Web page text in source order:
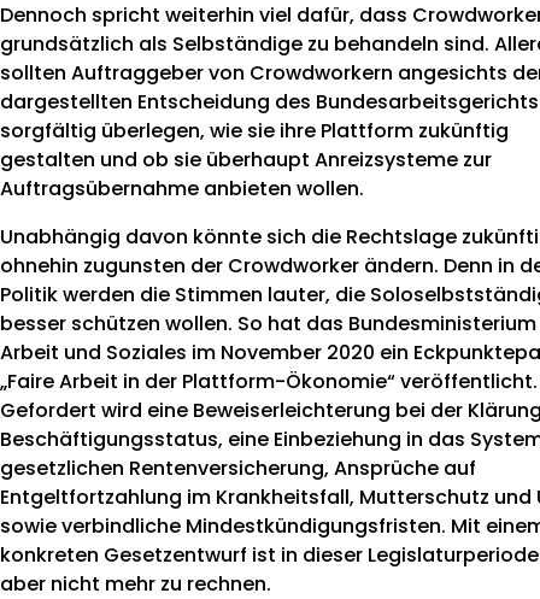
Dennoch spricht weiterhin viel dafür, dass
grundsätzlich als Selbständige zu behandeln sind.
sollten Auftraggeber von Crowdworkern angesichts
dargestellten Entscheidung des Bundesarbeitsgerichts
sorgfältig überlegen, wie sie ihre Plattform zukünftig
gestalten und ob sie überhaupt Anreizsysteme zur
Auftragsübernahme anbieten wollen.
Unabhängig davon könnte sich die Rechtslage
ohnehin zugunsten der Crowdworker ändern. Denn in
Politik werden die Stimmen lauter, die
besser schützen wollen. So hat das
Arbeit und Soziales im November 2020 ein
„Faire Arbeit in der Plattform-Ökonomie“ veröffentlicht.
Gefordert wird eine Beweiserleichterung bei der
Beschäftigungsstatus, eine Einbeziehung in das
gesetzlichen Rentenversicherung, Ansprüche auf
Entgeltfortzahlung im Krankheitsfall, Mutterschutz und
sowie verbindliche Mindestkündigungsfristen. Mit
konkreten Gesetzentwurf ist in dieser
aber nicht mehr zu rechnen.